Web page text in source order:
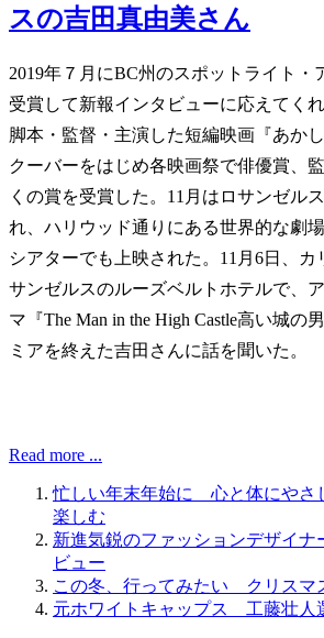
スの吉田真由美さん
2019年７月にBC州のスポットライト・
受賞して新報インタビューに応えてく
脚本・監督・主演した短編映画『あか
クーバーをはじめ各映画祭で俳優賞、
くの賞を受賞した。11月はロサンゼル
れ、ハリウッド通りにある世界的な劇
シアターでも上映された。11月6日、カ
サンゼルスのルーズベルトホテルで、
マ『The Man in the High Castle高い城の
ミアを終えた吉田さんに話を聞いた。
Read more ...
忙しい年末年始に 心と体にやさ
楽しむ
新進気鋭のファッションデザイ
ビュー
この冬、行ってみたい クリスマ
元ホワイトキャップス 工藤壮人